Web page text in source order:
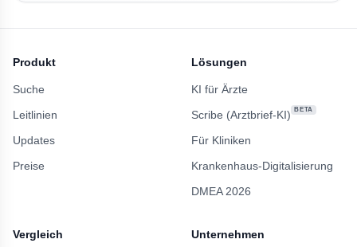
Produkt
Suche
Leitlinien
Updates
Preise
Lösungen
KI für Ärzte
Scribe (Arztbrief-KI)
BETA
Für Kliniken
Krankenhaus-Digitalisierung
DMEA 2026
Vergleich Unternehmen